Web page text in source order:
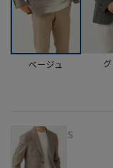
ベージュ
S